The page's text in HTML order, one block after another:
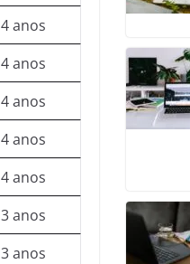
4 anos
4 anos
4 anos
4 anos
4 anos
3 anos
3 anos